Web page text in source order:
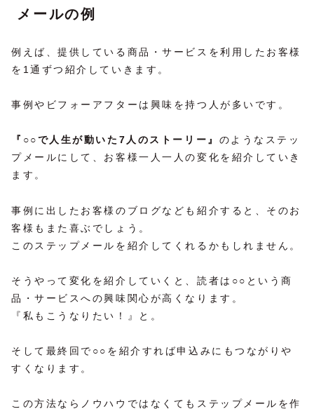
メールの例
例えば、提供している商品・サービスを利用したお客様
を1通ずつ紹介していきます。
事例やビフォーアフターは興味を持つ人が多いです。
『○○で人生が動いた7人のストーリー』 のようなステッ
プメールにして、お客様一人一人の変化を紹介していき
ます。
事例に出したお客様のブログなども紹介すると、そのお
客様もまた喜ぶでしょう。
このステップメールを紹介してくれるかもしれません。
そうやって変化を紹介していくと、読者は○○という商
品・サービスへの興味関心が高くなります。
『私もこうなりたい！』と。
そして最終回で○○を紹介すれば申込みにもつながりや
すくなります。
この方法ならノウハウではなくてもステップメールを作